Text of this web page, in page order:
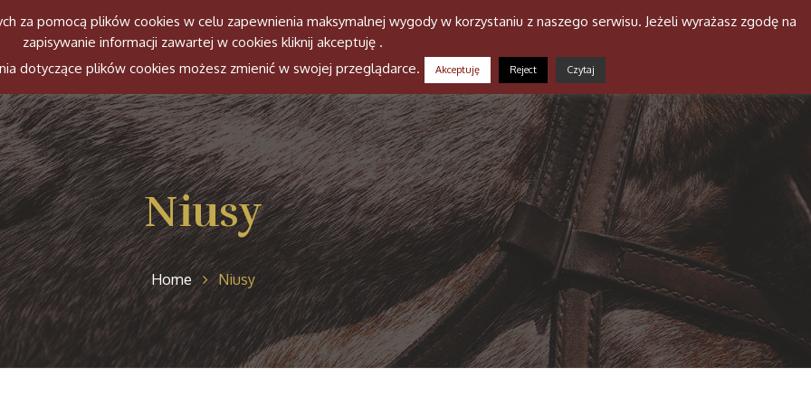
Witamy Ekipa Konie Historia stajni Niusy Galeria
Niusy
Home Niusy
za pomocą plików cookies w celu zapewnienia maksymalnej wygody w korzystaniu z naszego serwisu. Jeżeli wyrażasz zgodę na
zapisywanie informacji zawartej w cookies kliknij akceptuję .
dotyczące plików cookies możesz zmienić w swojej przeglądarce.
Akceptuję Reject Czytaj